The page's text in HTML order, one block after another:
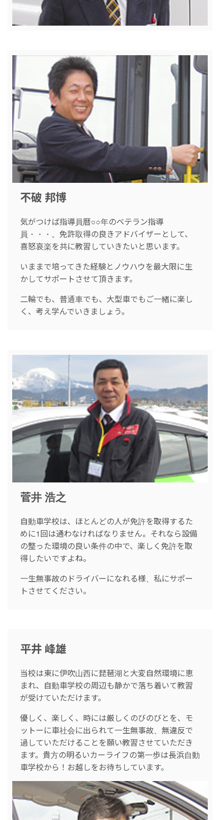
不破 邦博
気がつけば指導員暦○○年のベテラン指導
員・・・。免許取得の良きアドバイザーとして、
喜怒哀楽を共に教習していきたいと思います。
いままで培ってきた経験とノウハウを最大限に生
かしてサポートさせて頂きます。
二輪でも、普通車でも、大型車でもご一緒に楽し
く、考え学んでいきましょう。
菅井 浩之
自動車学校は、ほとんどの人が免許を取得するた
めに1回は通わなければなりません。それなら設備
の整った環境の良い条件の中で、楽しく免許を取
得したいですよね。
一生無事故のドライバーになれる様、私にサポー
トさせてください。
平井 峰雄
当校は東に伊吹山西に琵琶湖と大変自然環境に恵
まれ、自動車学校の周辺も静かで落ち着いて教習
が受けていただけます。
優しく、楽しく、時には厳しくのびのびとを、モ
ットーに車社会に出られて一生無事故、無違反で
過していただけることを願い教習させていただき
ます。貴方の明るいカーライフの第一歩は長浜自動
車学校から！お越しをお待ちしています。